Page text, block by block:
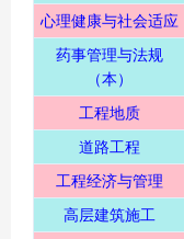
心理健康与社会适应
药事管理与法规
（本）
工程地质
道路工程
工程经济与管理
高层建筑施工